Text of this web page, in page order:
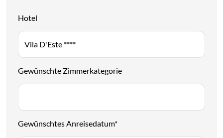
Hotel
Gewünschte Zimmerkategorie
Gewünschtes Anreisedatum*